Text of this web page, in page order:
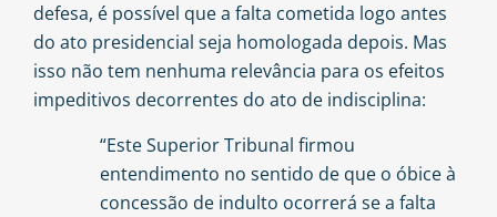
defesa, é possível que a falta cometida logo antes
do ato presidencial seja homologada depois. Mas
isso não tem nenhuma relevância para os efeitos
impeditivos decorrentes do ato de indisciplina:
“Este Superior Tribunal firmou
entendimento no sentido de que o óbice à
concessão de indulto ocorrerá se a falta